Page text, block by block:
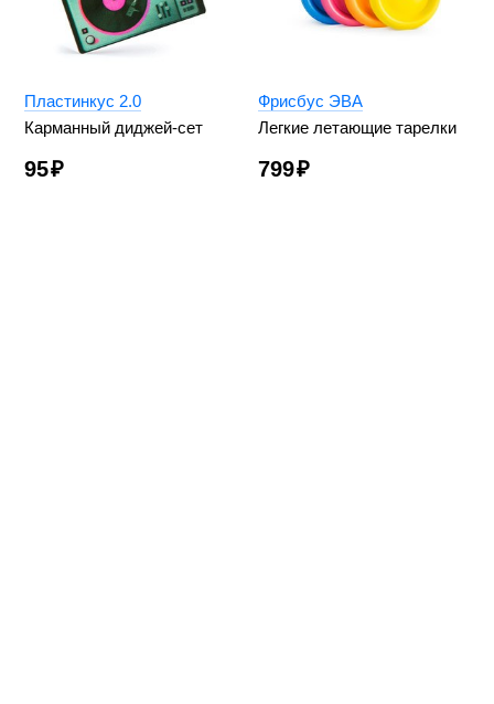
Пластинкус 2.0
Карманный диджей-сет
95₽
Фрисбус ЭВА
Легкие летающие тарелки
799₽